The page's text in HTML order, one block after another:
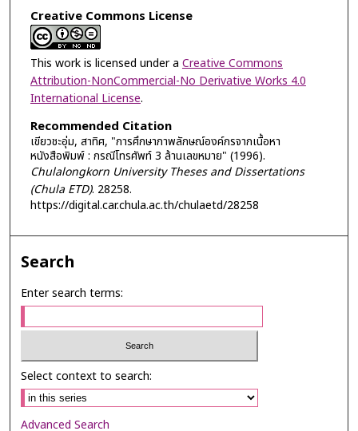
Creative Commons License
This work is licensed under a Creative Commons
Attribution-NonCommercial-No Derivative Works 4.0
International License.
Recommended Citation
เขียวชะอุ่ม, สาทิศ, "การศึกษาภาพลักษณ์องค์กรจากเนื้อหา
หนังสือพิมพ์ : กรณีโทรศัพท์ 3 ล้านเลขหมาย" (1996).
Chulalongkorn University Theses and Dissertations
(Chula ETD). 28258.
https://digital.car.chula.ac.th/chulaetd/28258
Search
Enter search terms:
Select context to search:
Advanced Search